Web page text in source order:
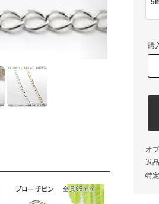
購
オ
返
特